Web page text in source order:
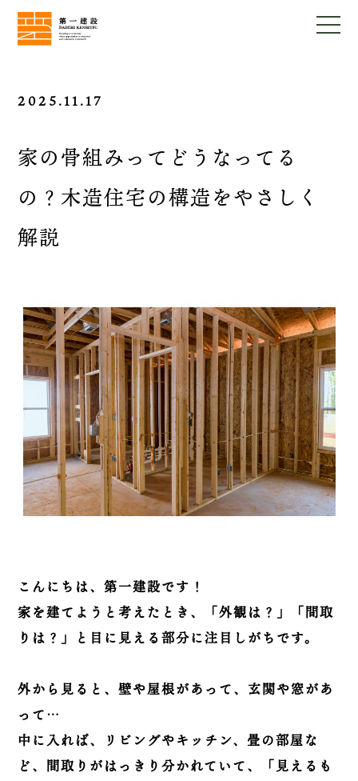
2025.11.17
家の骨組みってどうなってる
の？木造住宅の構造をやさしく
解説
こんにちは、第一建設です！
家を建てようと考えたとき、「外観は？」「間取
りは？」と目に見える部分に注目しがちです。
外から見ると、壁や屋根があって、玄関や窓があ
って…
中に入れば、リビングやキッチン、畳の部屋な
ど、間取りがはっきり分かれていて、「見えるも